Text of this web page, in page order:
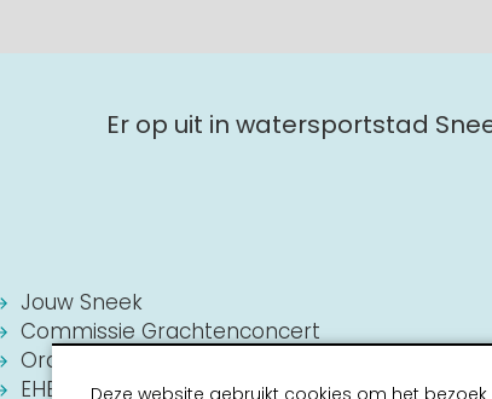
Er op uit in watersportstad
Jouw Sneek
Commissie Grachtenconcert
Oranje Vereniging Sneek
EHBO Hulpverlening Sneek
Deze website gebruikt cookies om het